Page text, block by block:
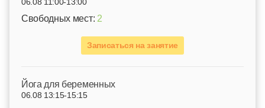
Свободных мест: 2
Записаться на занятие
Йога для беременных
06.08 13:15-15:15